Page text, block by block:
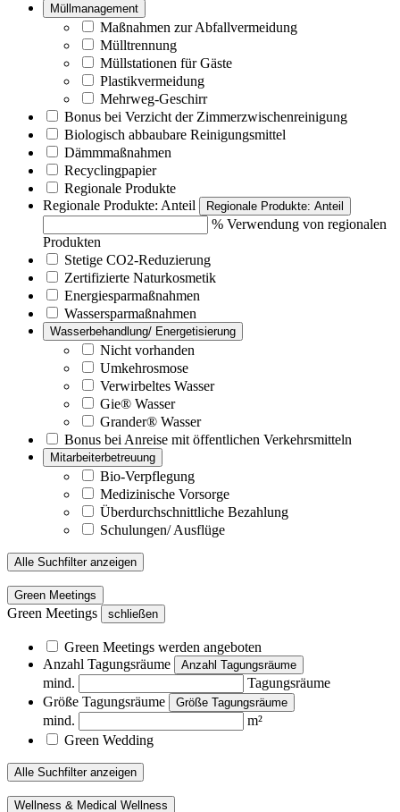
Müllmanagement
Maßnahmen zur Abfallvermeidung
Mülltrennung
Müllstationen für Gäste
Plastikvermeidung
Mehrweg-Geschirr
Bonus bei Verzicht der Zimmerzwischenreinigung
Biologisch abbaubare Reinigungsmittel
Dämmmaßnahmen
Recyclingpapier
Regionale Produkte
Regionale Produkte: Anteil
Regionale Produkte: Anteil
% Verwendung von regionalen
Produkten
Stetige CO2-Reduzierung
Zertifizierte Naturkosmetik
Energiesparmaßnahmen
Wassersparmaßnahmen
Wasserbehandlung/ Energetisierung
Nicht vorhanden
Umkehrosmose
Verwirbeltes Wasser
Gie® Wasser
Grander® Wasser
Bonus bei Anreise mit öffentlichen Verkehrsmitteln
Mitarbeiterbetreuung
Bio-Verpflegung
Medizinische Vorsorge
Überdurchschnittliche Bezahlung
Schulungen/ Ausflüge
Alle Suchfilter anzeigen
Green Meetings
Green Meetings schließen
Green Meetings werden angeboten
Anzahl Tagungsräume
Anzahl Tagungsräume
mind.
Tagungsräume
Größe Tagungsräume
Größe Tagungsräume
mind.
m²
Green Wedding
Alle Suchfilter anzeigen
Wellness & Medical Wellness